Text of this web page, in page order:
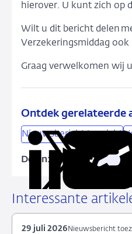
hierover. U kunt zich op
Wilt u dit bericht delen
Verzekeringsmiddag
Graag verwelkomen wij
Ontdek gerelateerde
Nieuwsbericht toezicht
Delen:
Deel
LinkedIn
via
X
Deel
Facebook
Deel
e-
Interessante
Nieuwsbericht
29 juli 2026